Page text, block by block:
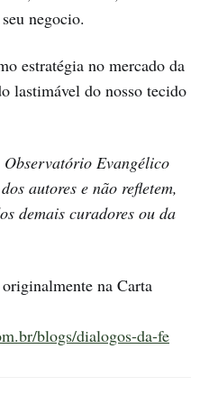
negocio.
estratégia no mercado da
lastimável do nosso tecido
Evangélico
autores e não refletem,
demais curadores ou da
na Carta
blogs/dialogos-da-fe